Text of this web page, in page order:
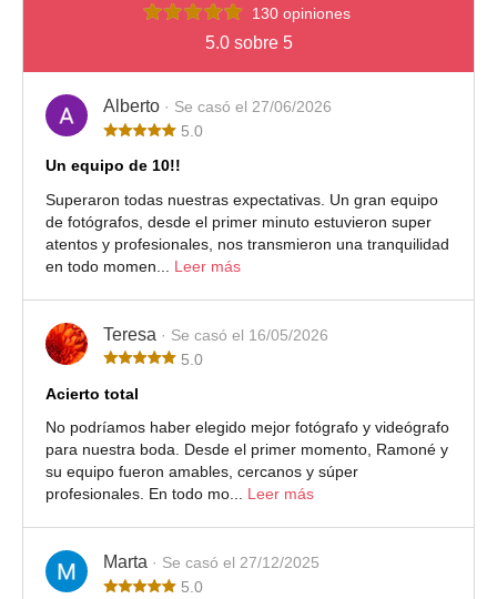
130 opiniones
5.0 sobre 5
Alberto · Se casó el 27/06/2026
5.0
Un equipo de 10!!
Superaron todas nuestras expectativas. Un gran equipo
de fotógrafos, desde el primer minuto estuvieron super
atentos y profesionales, nos transmieron una tranquilidad
en todo momen... Leer más
Teresa · Se casó el 16/05/2026
5.0
Acierto total
No podríamos haber elegido mejor fotógrafo y videógrafo
para nuestra boda. Desde el primer momento, Ramoné y
su equipo fueron amables, cercanos y súper
profesionales. En todo mo... Leer más
Marta · Se casó el 27/12/2025
5.0